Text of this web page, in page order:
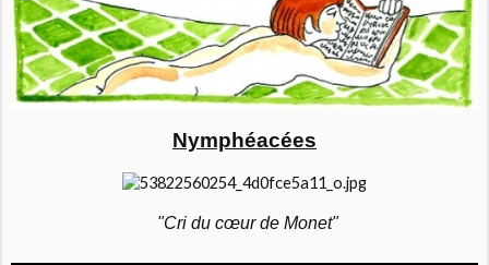
Nymphéacées
"Cri du cœurde Monet"